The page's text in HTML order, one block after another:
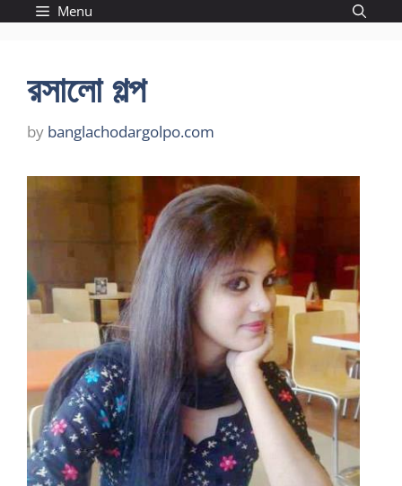
Menu
রসালো গল্প
by banglachodargolpo.com